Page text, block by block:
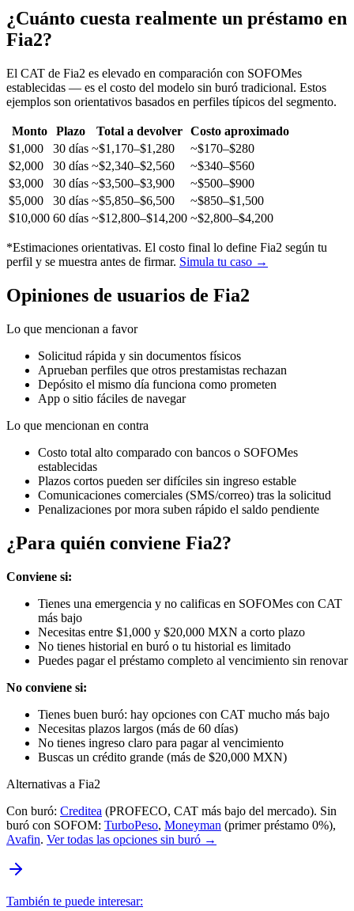
¿Cuánto cuesta realmente un préstamo en
Fia2?
El CAT de Fia2 es elevado en comparación con SOFOMes
establecidas — es el costo del modelo sin buró tradicional. Estos
ejemplos son orientativos basados en perfiles típicos del segmento.
Monto Plazo Total a devolver Costo aproximado
$1,000
30 días ~$1,170–$1,280
~$170–$280
$2,000
30 días ~$2,340–$2,560
~$340–$560
$3,000
30 días ~$3,500–$3,900
~$500–$900
$5,000
30 días ~$5,850–$6,500
~$850–$1,500
$10,000 60 días ~$12,800–$14,200 ~$2,800–$4,200
*Estimaciones orientativas. El costo final lo define Fia2 según tu
perfil y se muestra antes de firmar. Simula tu caso →
Opiniones de usuarios de Fia2
Lo que mencionan a favor
Solicitud rápida y sin documentos físicos
Aprueban perfiles que otros prestamistas rechazan
Depósito el mismo día funciona como prometen
App o sitio fáciles de navegar
Lo que mencionan en contra
Costo total alto comparado con bancos o SOFOMes
establecidas
Plazos cortos pueden ser difíciles sin ingreso estable
Comunicaciones comerciales (SMS/correo) tras la solicitud
Penalizaciones por mora suben rápido el saldo pendiente
¿Para quién conviene Fia2?
Conviene si:
Tienes una emergencia y no calificas en SOFOMes con CAT
más bajo
Necesitas entre $1,000 y $20,000 MXN a corto plazo
No tienes historial en buró o tu historial es limitado
Puedes pagar el préstamo completo al vencimiento sin renovar
No conviene si:
Tienes buen buró: hay opciones con CAT mucho más bajo
Necesitas plazos largos (más de 60 días)
No tienes ingreso claro para pagar al vencimiento
Buscas un crédito grande (más de $20,000 MXN)
Alternativas a Fia2
Con buró: Creditea (PROFECO, CAT más bajo del mercado). Sin
buró con SOFOM: TurboPeso, Moneyman (primer préstamo 0%),
Avafin. Ver todas las opciones sin buró →
También te puede interesar: